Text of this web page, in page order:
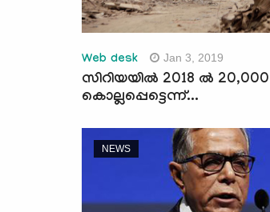
Web desk Jan 3, 2019
സിറിയയില്‍ 2018 ല്‍
കൊല്ലപ്പെട്ടെന്ന്...
NEWS